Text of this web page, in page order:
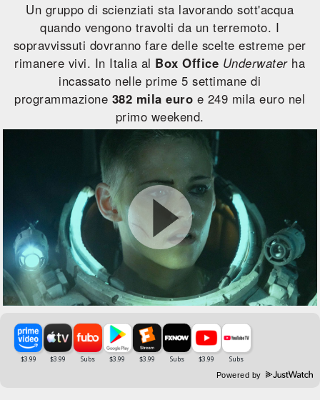
Un gruppo di scienziati sta lavorando sott'acqua
quando vengono travolti da un terremoto. I
sopravvissuti dovranno fare delle scelte estreme per
rimanere vivi. In Italia al Box Office Underwaterha
incassato nelle prime 5 settimane di
programmazione 382 mila euro e 249 mila euro nel
primo weekend.
Powered by